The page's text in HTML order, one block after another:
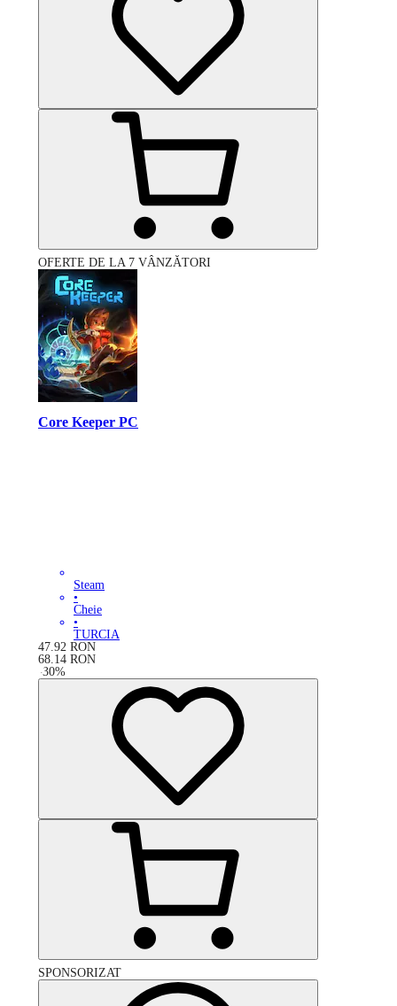
OFERTE DE LA 7 VÂNZĂTORI
Core Keeper PC
Steam
•
Cheie
•
TURCIA
47.92 RON
68.14 RON
-30%
SPONSORIZAT